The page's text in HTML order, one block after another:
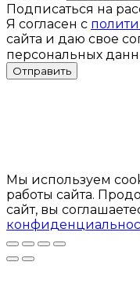
Подписаться на
Я согласен с
сайта и даю свое
персональных
Отправить
Мы используем
работы сайта.
сайт, вы